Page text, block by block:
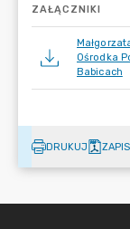
ZAŁĄCZNIKI
Ośrodka
Babicach
DRUKUJ